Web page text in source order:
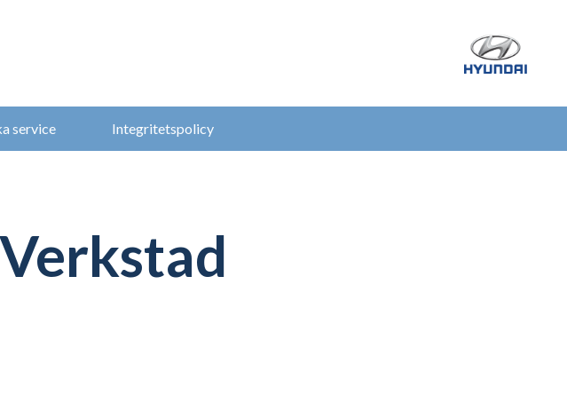
service Integritetspolicy